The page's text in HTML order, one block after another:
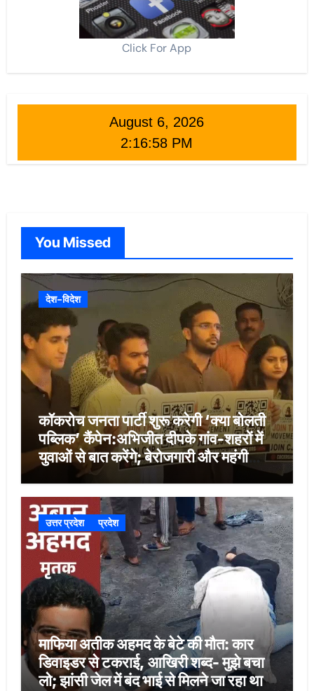
Click For App
August 6, 2026
2:17:00 PM
You Missed
देश-विदेश
कॉकरोच जनता पार्टी शुरू करेगी ‘क्या बोलती
पब्लिक’ कैंपेन:अभिजीत दीपके गांव-शहरों में
युवाओं से बात करेंगे; बेरोजगारी और महंगी
शिक्षा होगी मुद्दा
उत्तर प्रदेश प्रदेश
माफिया अतीक अहमद के बेटे की मौत: कार
डिवाइडर से टकराई, आखिरी शब्द- मुझे बचा
लो; झांसी जेल में बंद भाई से मिलने जा रहा था